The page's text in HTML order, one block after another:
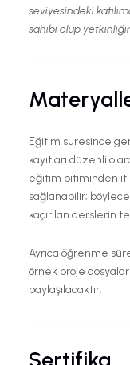
seviyesindeki
sahibi olup
Eğitim süresince
kayıtları düzenli
eğitim bitiminden
sağlanabilir;
kaçırılan derslerin
Ayrıca öğrenme
örnek proje
paylaşılacaktır.